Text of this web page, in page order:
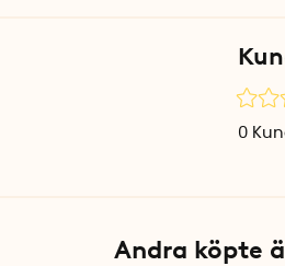
Mått:
0
Andra köpte